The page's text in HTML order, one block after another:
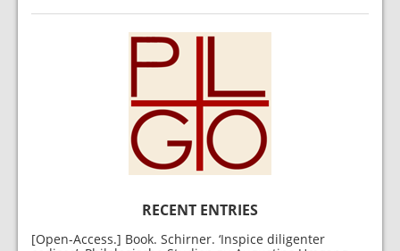
RECENT ENTRIES
[Open-Access.] Book. Schirner. ‘Inspice diligenter